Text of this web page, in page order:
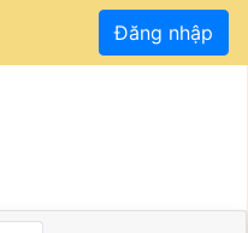
Đăng nhập